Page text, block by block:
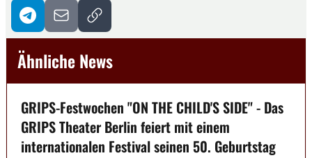
Ähnliche News
GRIPS-Festwochen "ON THE CHILD'S SIDE" - Das
GRIPS Theater Berlin feiert mit einem
internationalen Festival seinen 50. Geburtstag